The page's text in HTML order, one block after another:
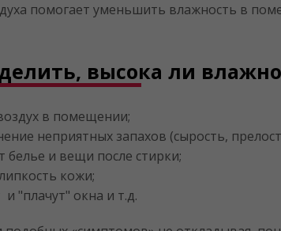
помогает уменьшить влажность в
высока ли
в помещении;
неприятных запахов (сырость,
белье и вещи после стирки;
кожи;
"плачут" окна и т.д.